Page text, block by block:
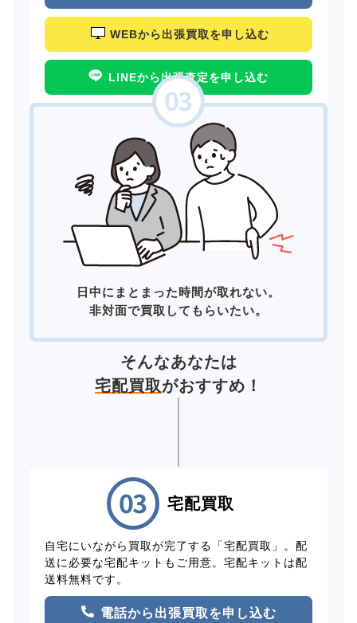
WEBから出張買取を申し込む
LINEから出張査定を申し込む
日中にまとまった時間が取れない。
非対面で買取してもらいたい。
そんなあなたは
宅配買取がおすすめ！
宅配買取
自宅にいながら買取が完了する「宅配買取」。配
送に必要な宅配キットもご用意。宅配キットは配
送料無料です。
電話から出張買取を申し込む